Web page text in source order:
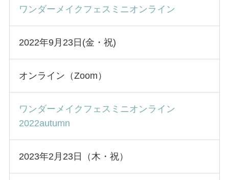
ワンダーメイクフェスミニオンライン
2022年9月23日(金・祝)
オンライン（Zoom）
ワンダーメイクフェスミニオンライン
2022autumn
2023年2月23日（木・祝）